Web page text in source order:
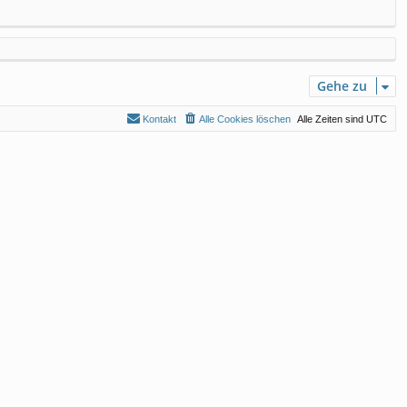
Gehe zu
Alle Zeiten sind UTC
Alle Cookies löschen
Kontakt